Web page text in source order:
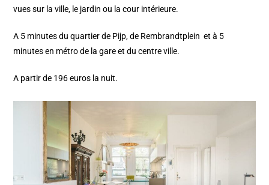
vues sur la ville, le jardin ou la cour intérieure.
A 5 minutes du quartier de Pijp, de Rembrandtplein et à 5
minutes en métro de la gare et du centre ville.
A partir de 196 euros la nuit.